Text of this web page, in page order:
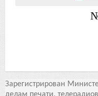
Зарегистрирован